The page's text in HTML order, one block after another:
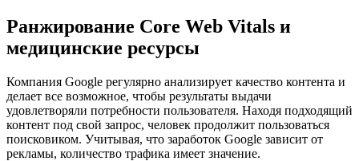
Ранжирование Core Web Vitals и
медицинские ресурсы
Компания Google регулярно анализирует качество контента и
делает все возможное, чтобы результаты выдачи
удовлетворяли потребности пользователя. Находя подходящий
контент под свой запрос, человек продолжит пользоваться
поисковиком. Учитывая, что заработок Google зависит от
рекламы, количество трафика имеет значение.